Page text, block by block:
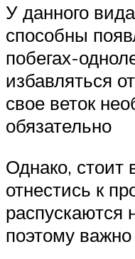
У данного
способны
побегах-
избавляться
свое веток
обязательно
Однако, стоит
отнестись к
распускаются
поэтому